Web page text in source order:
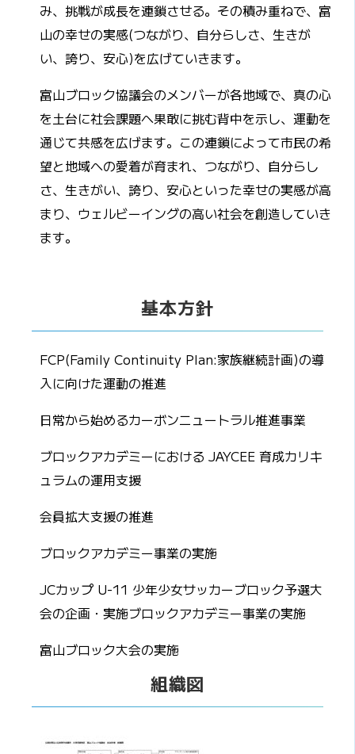
み、挑戦が成長を連鎖させる。その積み重ねで、富
山の幸せの実感(つながり、自分らしさ、生きが
い、誇り、安心)を広げていきます。
富山ブロック協議会のメンバーが各地域で、真の心
を土台に社会課題へ果敢に挑む背中を示し、運動を
通じて共感を広げます。この連鎖によって市民の希
望と地域への愛着が育まれ、つながり、自分らし
さ、生きがい、誇り、安心といった幸せの実感が高
まり、ウェルビーイングの高い社会を創造していき
ます。
基本方針
FCP(Family Continuity Plan:家族継続計画)の導
入に向けた運動の推進
日常から始めるカーボンニュートラル推進事業
ブロックアカデミーにおける JAYCEE 育成カリキ
ュラムの運用支援
会員拡大支援の推進
ブロックアカデミー事業の実施
JCカップ U-11 少年少女サッカーブロック予選大
会の企画・実施ブロックアカデミー事業の実施
富山ブロック大会の実施
組織図